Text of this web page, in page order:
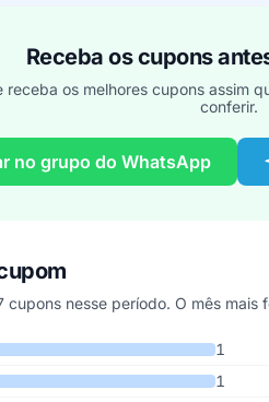
Receba os cupons
receba os melhores cupons assim
conferir.
no grupo do WhatsApp
nesse período. O mês mais
últimos 4 anos
1
1